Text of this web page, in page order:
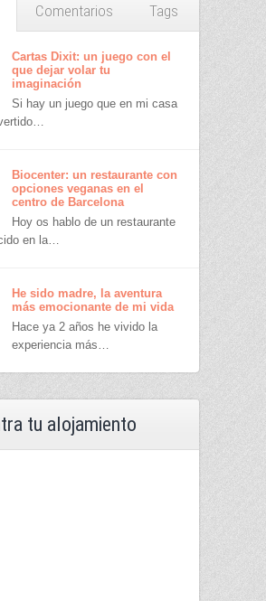
Comentarios Tags
Cartas Dixit: un juego con el
que dejar volar tu
imaginación
Si hay un juego que en mi casa
Biocenter: un restaurante con
opciones veganas en el
centro de Barcelona
Hoy os hablo de un restaurante
en la…
He sido madre, la aventura
más emocionante de mi vida
Hace ya 2 años he vivido la
experiencia más…
tu alojamiento